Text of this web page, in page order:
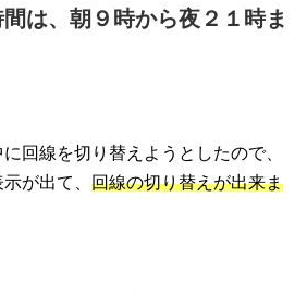
は、朝９時から夜２１時ま
回線を切り替えようとしたので、
が出て、 回線の切り替えが出来ま